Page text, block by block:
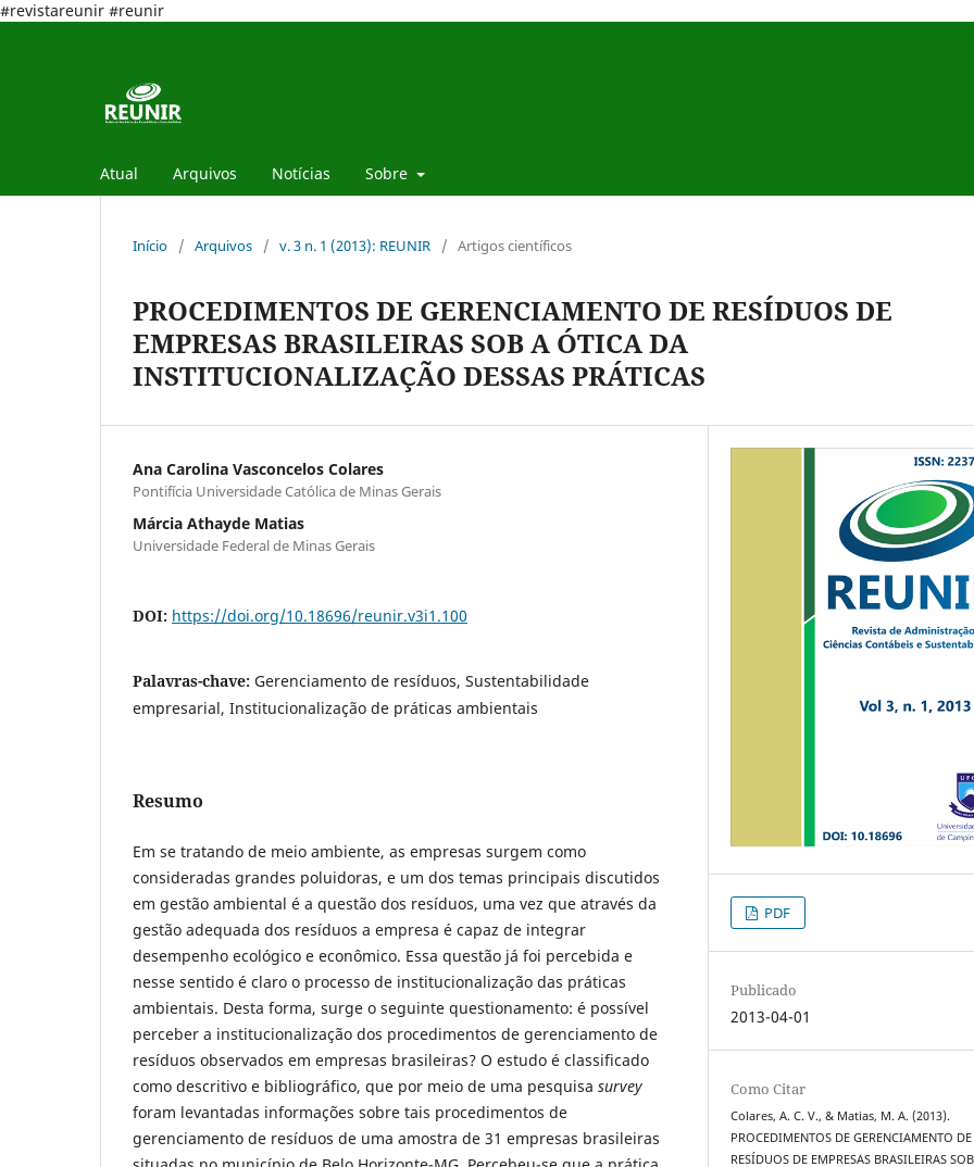
#revistareunir #reunir
Atual Arquivos Notícias Sobre
Início / Arquivos / v. 3 n. 1 (2013): REUNIR / Artigos científicos
PROCEDIMENTOS DE GERENCIAMENTO DE RESÍDUOS DE
EMPRESAS BRASILEIRAS SOB A ÓTICA DA
INSTITUCIONALIZAÇÃO DESSAS PRÁTICAS
Ana Carolina Vasconcelos Colares
Pontifícia Universidade Católica de Minas Gerais
Márcia Athayde Matias
Universidade Federal de Minas Gerais
DOI: https://doi.org/10.18696/reunir.v3i1.100
Palavras-chave: Gerenciamento de resíduos, Sustentabilidade
empresarial, Institucionalização de práticas ambientais
Resumo
Em se tratando de meio ambiente, as empresas surgem como
consideradas grandes poluidoras, e um dos temas principais discutidos
em gestão ambiental é a questão dos resíduos, uma vez que através da
gestão adequada dos resíduos a empresa é capaz de integrar
desempenho ecológico e econômico. Essa questão já foi percebida e
nesse sentido é claro o processo de institucionalização das práticas
ambientais. Desta forma, surge o seguinte questionamento: é possível
perceber a institucionalização dos procedimentos de gerenciamento de
resíduos observados em empresas brasileiras? O estudo é classificado
como descritivo e bibliográfico, que por meio de uma pesquisa survey
foram levantadas informações sobre tais procedimentos de
gerenciamento de resíduos de uma amostra de 31 empresas brasileiras
PDF
Publicado
2013-04-01
Como Citar
Colares, A. C. V., & Matias, M. A. (2013).
PROCEDIMENTOS DE GERENCIAMENTO DE
RESÍDUOS DE EMPRESAS BRASILEIRAS